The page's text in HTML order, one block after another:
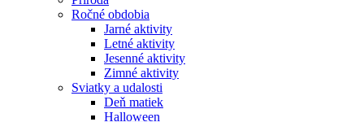
Ročné obdobia
Jarné aktivity
Letné aktivity
Jesenné aktivity
Zimné aktivity
Sviatky a udalosti
Deň matiek
Halloween